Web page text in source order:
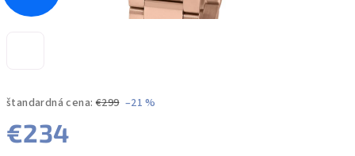
štandardná cena: €299 –21 %
€234